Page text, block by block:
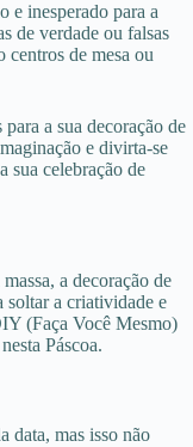
e inesperado para a
de verdade ou falsas
centros de mesa ou
a sua decoração de
e divirta-se
sua celebração de
a decoração de
soltar a criatividade e
(Faça Você Mesmo)
Páscoa.
data, mas isso não